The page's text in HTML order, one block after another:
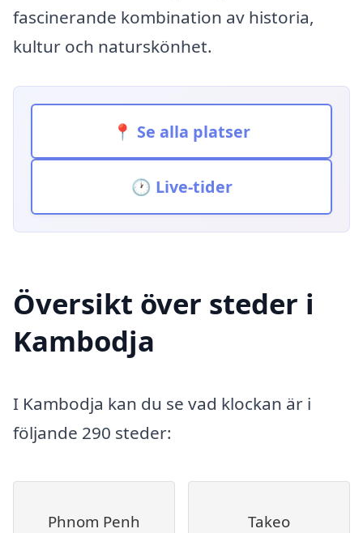
fascinerande kombination av historia,
kultur och naturskönhet.
📍 Se alla platser
🕐 Live-tider
Översikt över steder i
Kambodja
I Kambodja kan du se vad klockan är i
följande 290 steder:
Phnom Penh Takeo